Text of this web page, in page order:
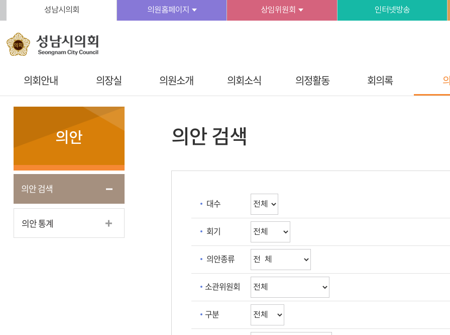
성남시의회 의원홈페이지 상임위원회 인터넷방송
의회안내 의장실 의원소개 의회소식 의정활동 회의록
의안
의안 검색
의안 통계
의안 검색
대수
회기
의안종류
소관위원회
구분